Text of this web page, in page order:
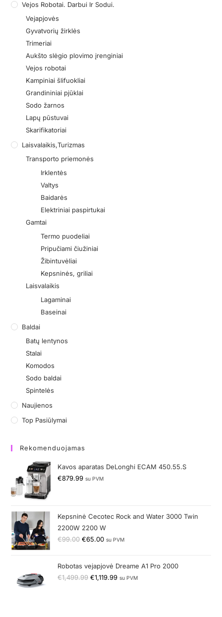
Vejos Robotai. Darbui Ir Sodui.
Vejapjovės
Gyvatvorių žirklės
Trimeriai
Aukšto slėgio plovimo įrenginiai
Vejos robotai
Kampiniai šlifuokliai
Grandininiai pjūklai
Sodo žarnos
Lapų pūstuvai
Skarifikatoriai
Laisvalaikis,turizmas
Transporto priemonės
Irklentės
Valtys
Baidarės
Elektriniai paspirtukai
Gamtai
Termo puodeliai
Pripučiami čiužiniai
Žibintuvėliai
Kepsninės, griliai
Laisvalaikis
Lagaminai
Baseinai
Baldai
Batų lentynos
Stalai
Komodos
Sodo baldai
Spintelės
Naujienos
Top Pasiūlymai
Rekomenduojamas
Kavos aparatas DeLonghi ECAM 450.55.S
€879.99 su PVM
Kepsninė Cecotec Rock and Water 3000 Twin
2200W 2200 W
€99.00 €65.00 su PVM
Robotas vejapjovė Dreame A1 Pro 2000
€1,499.99 €1,119.99 su PVM